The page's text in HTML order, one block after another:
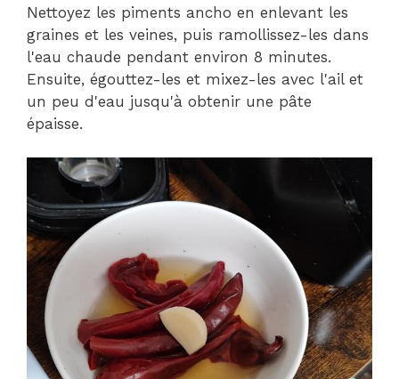
Nettoyez les piments ancho en enlevant les
graines et les veines, puis ramollissez-les dans
l'eau chaude pendant environ 8 minutes.
Ensuite, égouttez-les et mixez-les avec l'ail et
un peu d'eau jusqu'à obtenir une pâte
épaisse.